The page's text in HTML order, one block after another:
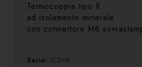
Termocoppia tipo K
ad isolamento minerale
con connettore M8
Serie: TCSV8